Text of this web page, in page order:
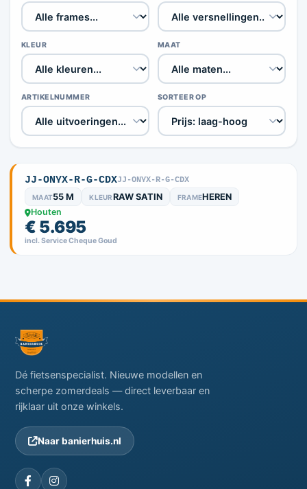
KLEUR MAAT
ARTIKELNUMMER SORTEER OP
JJ-ONYX-R-G-CDXJJ-ONYX-R-G-CDX
MAAT55 M KLEURRAW SATIN FRAMEHEREN
Houten
€ 5.695
incl. Service Cheque Goud
Dé fietsenspecialist. Nieuwe modellen en
scherpe zomerdeals — direct leverbaar en
rijklaar uit onze winkels.
Naar banierhuis.nl